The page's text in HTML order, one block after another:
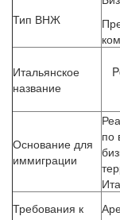
Тип ВНЖ
Итальянское
название
Основание для
иммиграции
по
Требования к